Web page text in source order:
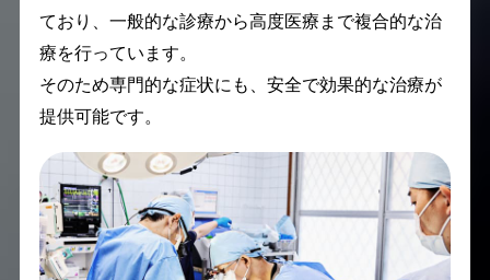
ており、一般的な診療から高度医療まで複合的な治
療を行っています。
そのため専門的な症状にも、安全で効果的な治療が
提供可能です。